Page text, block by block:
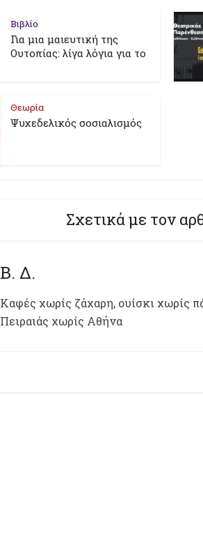
Βιβλίο
Για μια μαιευτική της
Ουτοπίας: λίγα λόγια για το
Θεωρία
Ψυχεδελικός σοσιαλισμός
Σχετικά με τον
Β. Δ.
Kαφές χωρίς ζάχαρη, ουίσκι χωρίς
Πειραιάς χωρίς Αθήνα